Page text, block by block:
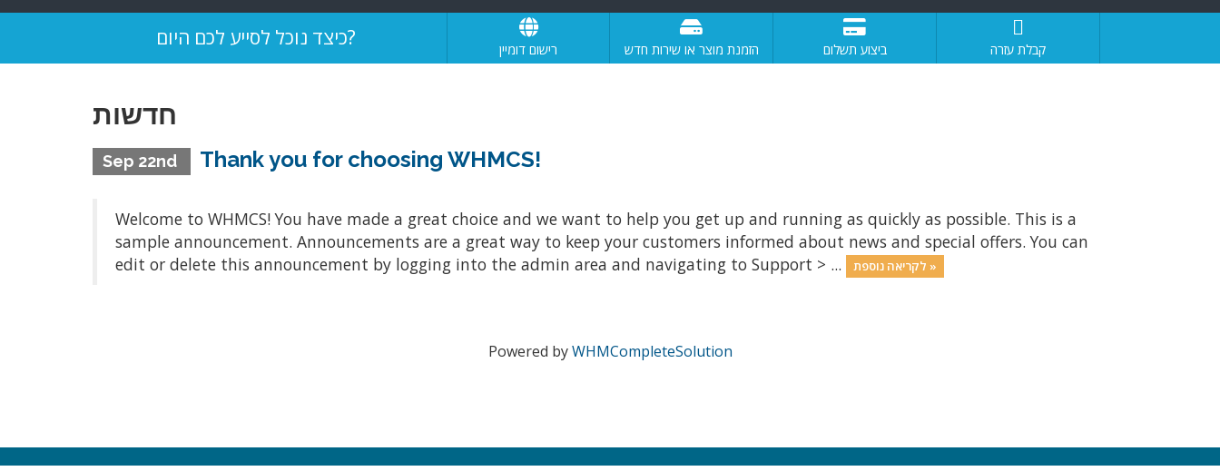
כיצד נוכל לסייע לכם היום? רישום דומיין הזמנת מוצר או שירות חדש ביצוע תשלום קבלת עזרה
חדשות
Sep 22nd Thank you for choosing WHMCS!
Welcome to WHMCS! You have made a great choice and we want to help you get up and running as quickly as possible. This is a
sample announcement. Announcements are a great way to keep your customers informed about news and special offers. You can
edit or delete this announcement by logging into the admin area and navigating to Support > ...
לקריאה נוספת »
Powered byWHMCompleteSolution